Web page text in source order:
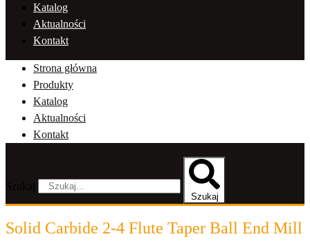
Katalog
Aktualności
Kontakt
Strona główna
Produkty
Katalog
Aktualności
Kontakt
Szukaj
Solid Carbide 2-4 Flute Taper Ball End Mill